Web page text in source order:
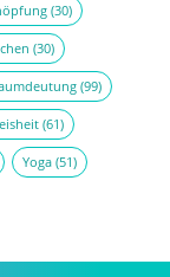
(30)
(30)
(99)
(61)
Yoga(51)